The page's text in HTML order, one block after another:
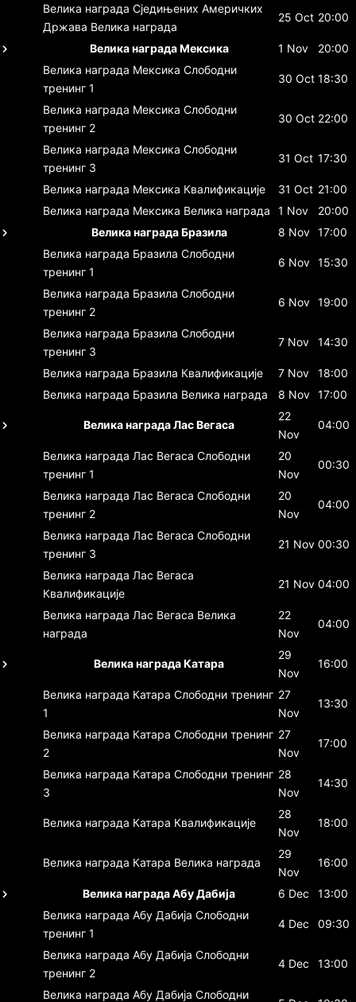
Велика награда Сједињених Америчких
Држава Велика награда
25 Oct 20:00
Велика награда Мексика 1 Nov
20:00
Велика награда Мексика Слободни
тренинг 1
30 Oct 18:30
Велика награда Мексика Слободни
тренинг 2
30 Oct 22:00
Велика награда Мексика Слободни
тренинг 3
31 Oct 17:30
Велика награда Мексика Квалификације 31 Oct 21:00
Велика награда Мексика Велика награда 1 Nov
20:00
Велика награда Бразила
8 Nov 17:00
Велика награда Бразила Слободни
тренинг 1
6 Nov 15:30
Велика награда Бразила Слободни
тренинг 2
6 Nov 19:00
Велика награда Бразила Слободни
тренинг 3
7 Nov 14:30
Велика награда Бразила Квалификације 7 Nov
18:00
Велика награда Бразила Велика награда 8 Nov 17:00
Велика награда Лас Вегаса
22
Nov
04:00
Велика награда Лас Вегаса Слободни
тренинг 1
20
Nov
00:30
Велика награда Лас Вегаса Слободни
тренинг 2
20
Nov
04:00
Велика награда Лас Вегаса Слободни
тренинг 3
21 Nov 00:30
Велика награда Лас Вегаса
Квалификације
21 Nov 04:00
Велика награда Лас Вегаса Велика
награда
22
Nov
04:00
Велика награда Катара
29
Nov
16:00
Велика награда Катара Слободни тренинг
1
27
Nov
13:30
Велика награда Катара Слободни тренинг
2
27
Nov
17:00
Велика награда Катара Слободни тренинг
3
28
Nov
14:30
Велика награда Катара Квалификације
28
Nov
18:00
Велика награда Катара Велика награда
29
Nov
16:00
Велика награда Абу Дабија 6 Dec
13:00
Велика награда Абу Дабија Слободни
тренинг 1
4 Dec 09:30
Велика награда Абу Дабија Слободни
тренинг 2
4 Dec 13:00
Велика награда Абу Дабија Слободни